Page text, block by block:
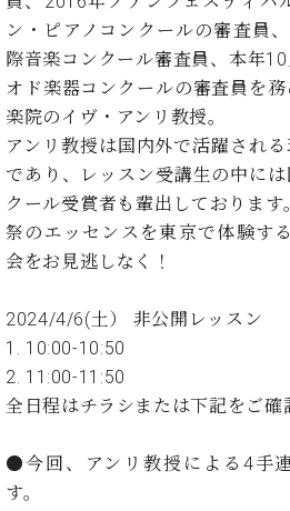
C.
ベ
ヒ
シ
タ
イ
ン
レ
ジ
デ
ン
C.
ベ
ヒ
ピ
ノ
製
造
番
号
シ
ュ
タ
イ
ン
を
く
前
ベ
ヒ
ュ
イ
ン・
ャ
ン
ペ
ー
ン
ン
ー
ト
ッ
ス
取
扱
店
店
舗・
サ
ロ
ン・
調
か
ら
本
格
に
学
ぶ
方
ま
で
大
迎。
ベヒ
シュ
タイ
シュ
会
社
案
内
お
ン・ピアノコンクールの審査員
際音楽コンクール審査員、本年
オド楽器コンクールの審査員を
楽院のイヴ・アンリ教授。
アンリ教授は国内外で活躍され
であり、レッスン受講生の中に
クール受賞者も輩出しております
祭のエッセンスを東京で体験す
会をお見逃しなく！
2024/4/6(土） 非公開レッスン
1. 10:00-10:50
2. 11:00-11:50
全日程はチラシまたは下記をご確
●今回、アンリ教授による4手
す。